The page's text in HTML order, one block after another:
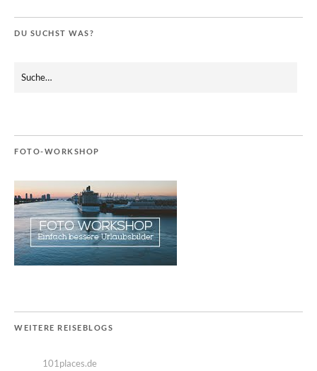
DU SUCHST WAS?
FOTO-WORKSHOP
WEITERE REISEBLOGS
101places.de